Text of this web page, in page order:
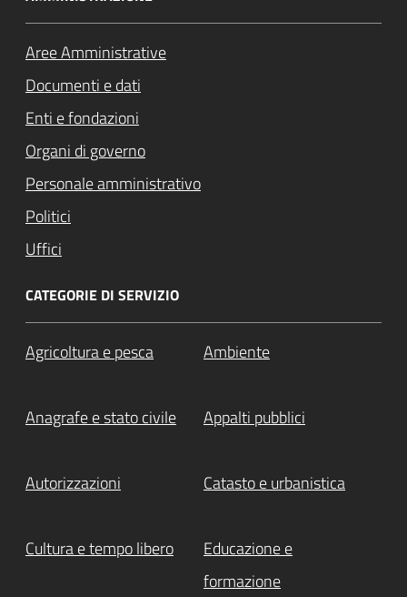
Aree Amministrative
Documenti e dati
Enti e fondazioni
Organi di governo
Personale amministrativo
Politici
Uffici
CATEGORIE DI SERVIZIO
Agricoltura e pesca Ambiente
Anagrafe e stato civile Appalti pubblici
Autorizzazioni Catasto e urbanistica
Cultura e tempo libero
Educazione e
formazione